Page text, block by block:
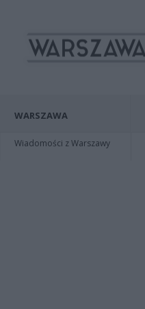
WARSZAWA
Wiadomości z Warszawy